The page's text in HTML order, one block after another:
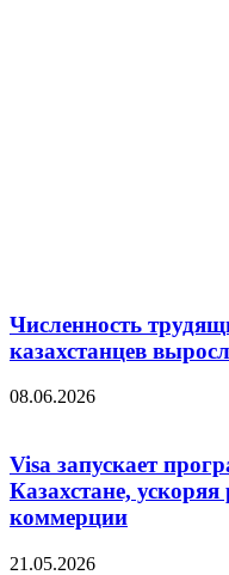
Численность
казахстанцев
08.06.2026
Visa запускает
Казахстане, ускоряя
коммерции
21.05.2026